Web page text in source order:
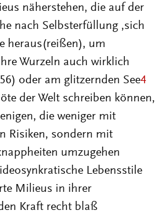
näherstehen, die auf der
nach Selbsterfüllung ‚sich
heraus(reißen), um
Wurzeln auch wirklich
oder am glitzernden See4
der Welt schreiben können,
die weniger mit
Risiken, sondern mit
umzugehen
Lebensstile
Milieus in ihrer
Kraft recht blaß